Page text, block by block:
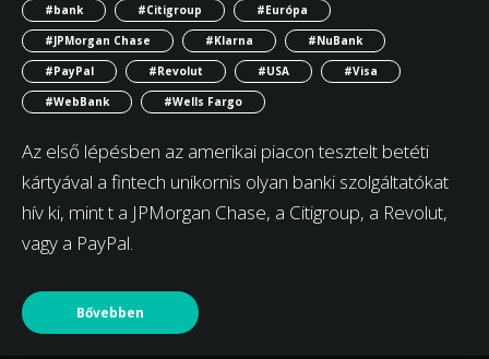
#bank #Citigroup
#Európa
#JPMorgan Chase
#Klarna
#NuBank
#PayPal
#Revolut #USA
#Visa
#WebBank
#Wells Fargo
Az első lépésben az amerikai piacon tesztelt betéti
kártyával a fintech unikornis olyan banki szolgáltatókat
hív ki, mint t a JPMorgan Chase, a Citigroup, a Revolut,
vagy a PayPal.
Bővebben